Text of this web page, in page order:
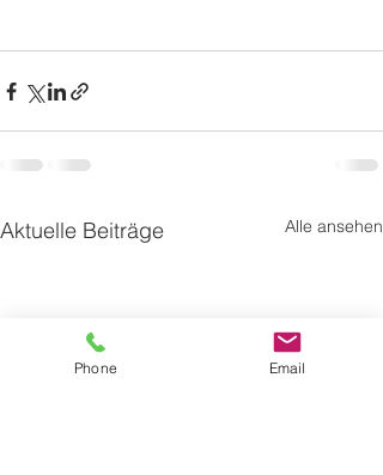
Aktuelle Beiträge Alle ansehen
Phone Email